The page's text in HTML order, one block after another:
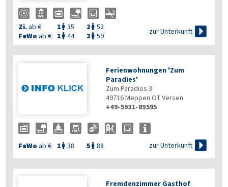
Zi.ab €: 1  35 2  52
FeWo ab €: 1  44 2  59
zur Unterkunft 
Ferienwohnungen 'Zum
Paradies'
Zum Paradies 3
49716Meppen OT Versen
+49-5931-89595
FeWo ab €: 1  38 5  88 zur Unterkunft 
Fremdenzimmer Gasthof